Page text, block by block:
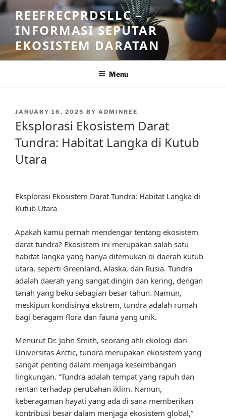
Skip
to
content
REEFRECPRDSLLC –
INFORMASI SEPUTAR
EKOSISTEM DARATAN
Menu
POSTED
ON
JANUARY 16, 2025 BY ADMINREE
Eksplorasi Ekosistem Darat
Tundra: Habitat Langka di Kutub
Utara
Eksplorasi Ekosistem Darat Tundra: Habitat Langka di
Kutub Utara
Apakah kamu pernah mendengar tentang ekosistem
darat tundra? Ekosistem ini merupakan salah satu
habitat langka yang hanya ditemukan di daerah kutub
utara, seperti Greenland, Alaska, dan Rusia. Tundra
adalah daerah yang sangat dingin dan kering, dengan
tanah yang beku sebagian besar tahun. Namun,
meskipun kondisinya ekstrem, tundra adalah rumah
bagi beragam flora dan fauna yang unik.
Menurut Dr. John Smith, seorang ahli ekologi dari
Universitas Arctic, tundra merupakan ekosistem yang
sangat penting dalam menjaga keseimbangan
lingkungan. “Tundra adalah tempat yang rapuh dan
rentan terhadap perubahan iklim. Namun,
keberagaman hayati yang ada di sana memberikan
kontribusi besar dalam menjaga ekosistem global,”